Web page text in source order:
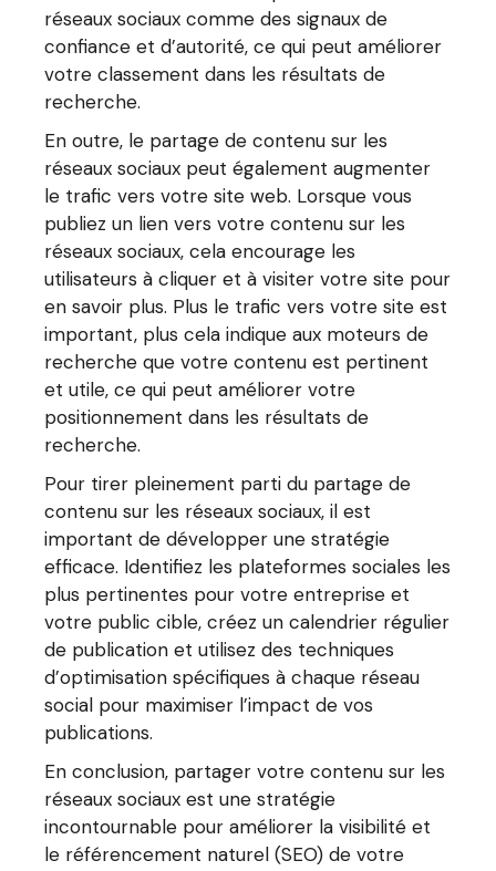
réseaux sociaux comme des signaux de
confiance et d’autorité, ce qui peut améliorer
votre classement dans les résultats de
recherche.
En outre, le partage de contenu sur les
réseaux sociaux peut également augmenter
le trafic vers votre site web. Lorsque vous
publiez un lien vers votre contenu sur les
réseaux sociaux, cela encourage les
utilisateurs à cliquer et à visiter votre site pour
en savoir plus. Plus le trafic vers votre site est
important, plus cela indique aux moteurs de
recherche que votre contenu est pertinent
et utile, ce qui peut améliorer votre
positionnement dans les résultats de
recherche.
Pour tirer pleinement parti du partage de
contenu sur les réseaux sociaux, il est
important de développer une stratégie
efficace. Identifiez les plateformes sociales les
plus pertinentes pour votre entreprise et
votre public cible, créez un calendrier régulier
de publication et utilisez des techniques
d’optimisation spécifiques à chaque réseau
social pour maximiser l’impact de vos
publications.
En conclusion, partager votre contenu sur les
réseaux sociaux est une stratégie
incontournable pour améliorer la visibilité et
le référencement naturel (SEO) de votre